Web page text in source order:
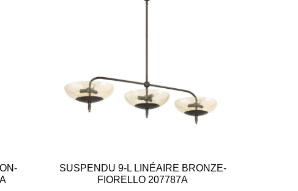
SUSPENDU 9-L LINÉAIRE BRONZE-
FIORELLO 207787A